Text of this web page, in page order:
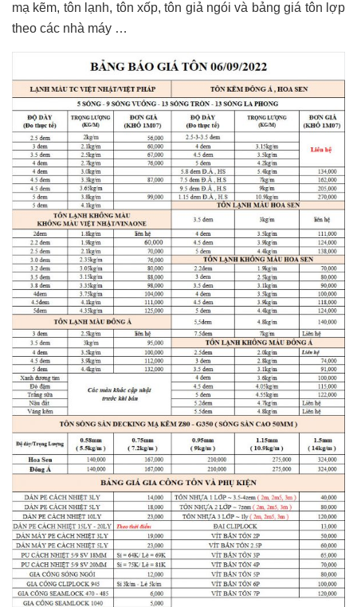
mạ kẽm, tôn lạnh, tôn xốp, tôn giả ngói và bảng giá tôn lợp
theo các nhà máy …